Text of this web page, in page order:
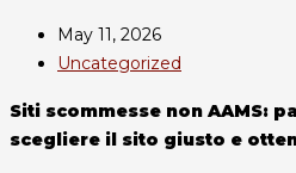
May 11, 2026
Uncategorized
Siti scommesse non AAMS:
scegliere il sito giusto e